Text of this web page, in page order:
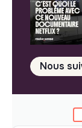
Nous